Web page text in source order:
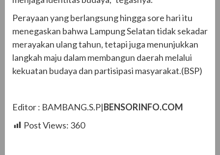
Perayaan yang berlangsung hingga sore hari itu
menegaskan bahwa Lampung Selatan tidak sekadar
merayakan ulang tahun, tetapi juga menunjukkan
langkah maju dalam membangun daerah melalui
kekuatan budaya dan partisipasi masyarakat.(BSP)
Editor : BAMBANG.S.P|BENSORINFO.COM
Post Views: 360